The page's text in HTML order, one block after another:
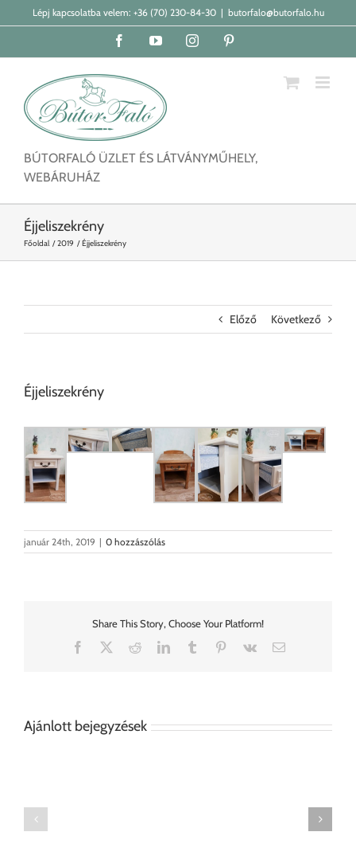
KihagyásLépj kapcsolatba velem: +36 (70) 230-84-30 | butorfalo@butorfalo.hu
FacebookYouTubeInstagram
BÚTORFALÓ ÜZLET ÉS LÁTVÁNYMŰHELY,
WEBÁRUHÁZ
Éjjeliszekrény
Főoldal 2019 Éjjeliszekrény
Előző Következő
Éjjeliszekrény
január 24th, 2019 | 0 hozzászólás
Share This Story, Choose Your Platform!
Facebook
RedditLinkedInTumblr Pinterest
Vk Email:
Ajánlott bejegyzések